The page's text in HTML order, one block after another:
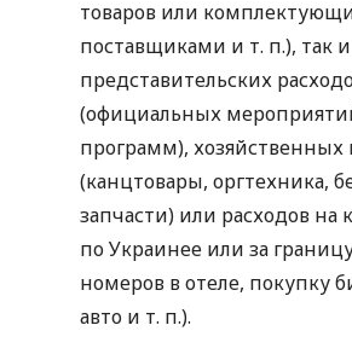
товаров или
поставщиками и т. п.), так
представительских
(официальных
программ), хозяйственных
(канцтовары, оргтехника,
запчасти) или расходов на
по Украинее или за
номеров в отеле, покупку
авто и т. п.).